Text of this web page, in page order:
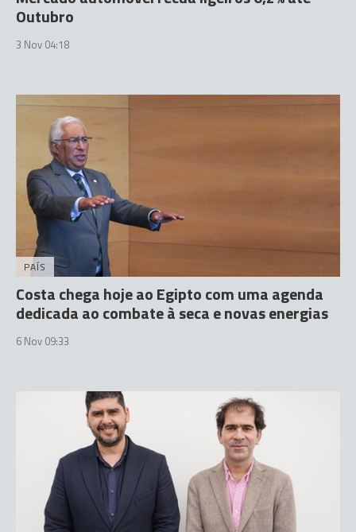
Outubro
3 Nov 04:18
PAÍS
Costa chega hoje ao Egipto com uma agenda
dedicada ao combate à seca e novas energias
6 Nov 09:33